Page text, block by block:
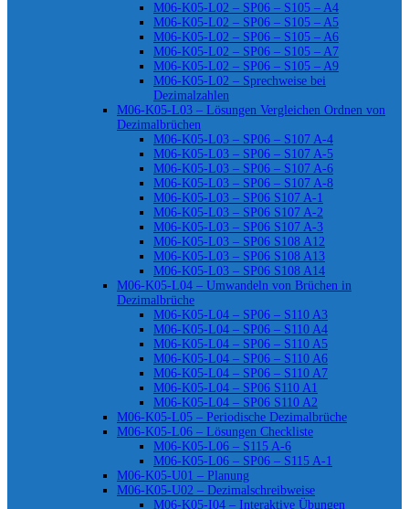
M06-K05-L02 – SP06 – S105 – A4
M06-K05-L02 – SP06 – S105 – A5
M06-K05-L02 – SP06 – S105 – A6
M06-K05-L02 – SP06 – S105 – A7
M06-K05-L02 – SP06 – S105 – A9
M06-K05-L02 – Sprechweise bei
Dezimalzahlen
M06-K05-L03 – Lösungen Vergleichen Ordnen von
Dezimalbrüchen
M06-K05-L03 – SP06 – S107 A-4
M06-K05-L03 – SP06 – S107 A-5
M06-K05-L03 – SP06 – S107 A-6
M06-K05-L03 – SP06 – S107 A-8
M06-K05-L03 – SP06 S107 A-1
M06-K05-L03 – SP06 S107 A-2
M06-K05-L03 – SP06 S107 A-3
M06-K05-L03 – SP06 S108 A12
M06-K05-L03 – SP06 S108 A13
M06-K05-L03 – SP06 S108 A14
M06-K05-L04 – Umwandeln von Brüchen in
Dezimalbrüche
M06-K05-L04 – SP06 – S110 A3
M06-K05-L04 – SP06 – S110 A4
M06-K05-L04 – SP06 – S110 A5
M06-K05-L04 – SP06 – S110 A6
M06-K05-L04 – SP06 – S110 A7
M06-K05-L04 – SP06 S110 A1
M06-K05-L04 – SP06 S110 A2
M06-K05-L05 – Periodische Dezimalbrüche
M06-K05-L06 – Lösungen Checkliste
M06-K05-L06 – S115 A-6
M06-K05-L06 – SP06 – S115 A-1
M06-K05-U01 – Planung
M06-K05-U02 – Dezimalschreibweise
M06-K05-I04 – Interaktive Übungen